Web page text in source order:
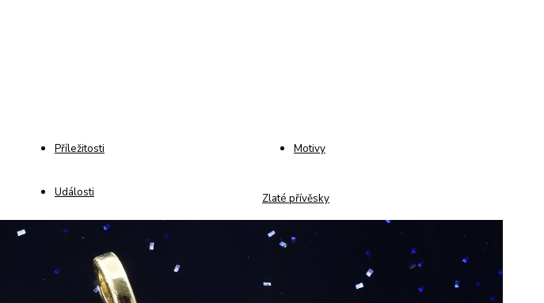
Příležitosti Motivy
Události Zlaté přívěsky